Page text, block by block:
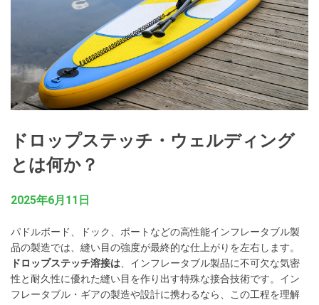
ドロップステッチ・ウェルディング
とは何か？
2025年6月11日
パドルボード、ドック、ボートなどの高性能インフレータブル製
品の製造では、縫い目の強度が最終的な仕上がりを左右します。
ドロップステッチ溶接は 、インフレータブル製品に不可欠な気密
性と耐久性に優れた縫い目を作り出す特殊な接合技術です。イン
フレータブル・ギアの製造や設計に携わるなら、この工程を理解